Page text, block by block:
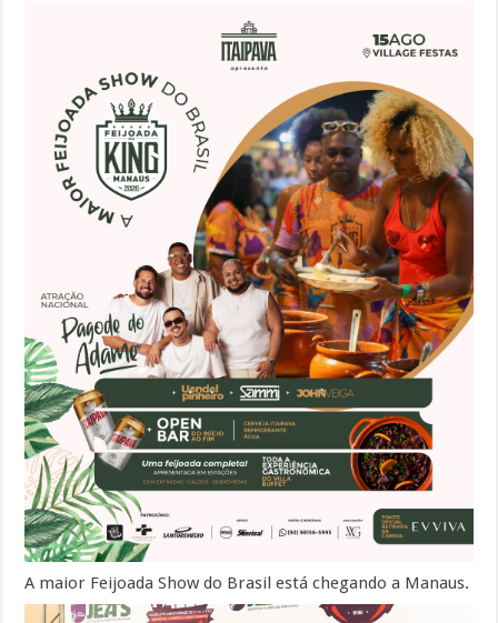
A maior Feijoada Show do Brasil está chegando a Manaus.